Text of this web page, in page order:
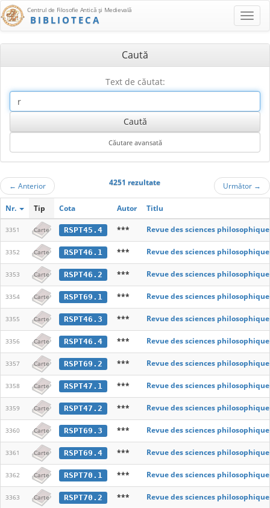
Centrul de Filosofie Antică şi Medievală
BIBLIOTECA
Caută
Text de căutat:
← Anterior 4251 rezultate Următor →
Nr. Tip Cota Autor Titlu
3351 Carte RSPT45.4 *** Revue des sciences
3352 Carte RSPT46.1 *** Revue des sciences
3353 Carte RSPT46.2 *** Revue des sciences
3354 Carte RSPT69.1 *** Revue des sciences
3355 Carte RSPT46.3 *** Revue des sciences
3356 Carte RSPT46.4 *** Revue des sciences
3357 Carte RSPT69.2 *** Revue des sciences
3358 Carte RSPT47.1 *** Revue des sciences
3359 Carte RSPT47.2 *** Revue des sciences
3360 Carte RSPT69.3 *** Revue des sciences
3361 Carte RSPT69.4 *** Revue des sciences
3362 Carte RSPT70.1 *** Revue des sciences
3363 Carte RSPT70.2 *** Revue des sciences